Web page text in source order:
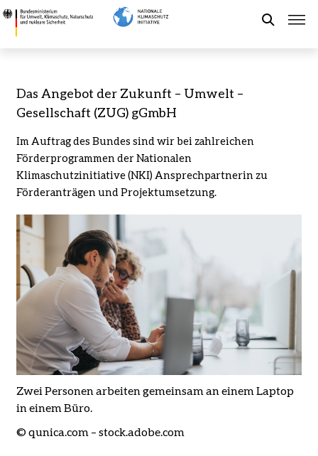
Direkt
zum
Das
Angebot
Bundesministerium
für
Klimaschutz,
Naturschutz
Sicherheit
Aktuelles
Leichte Sprache
Das Angebot der Zukunft – Umwelt –
Gesellschaft (ZUG) gGmbH
Im Auftrag des Bundes sind wir bei zahlreichen
Förderprogrammen der Nationalen
Klimaschutzinitiative (NKI) Ansprechpartnerin zu
Förderanträgen und Projektumsetzung.
Zwei Personen arbeiten gemeinsam an einem Laptop
in einem Büro.
© qunica.com – stock.adobe.com